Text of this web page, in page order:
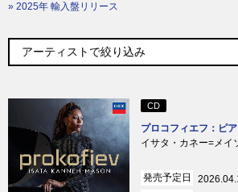
» 2025年 輸入盤リリース
CD
プロコフィエフ：ピ
イサタ・カネー=メイ
発売予定日